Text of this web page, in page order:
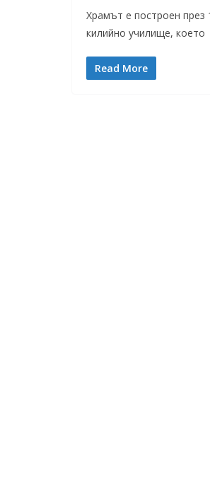
Храмът е построен през
килийно училище, което
Read More